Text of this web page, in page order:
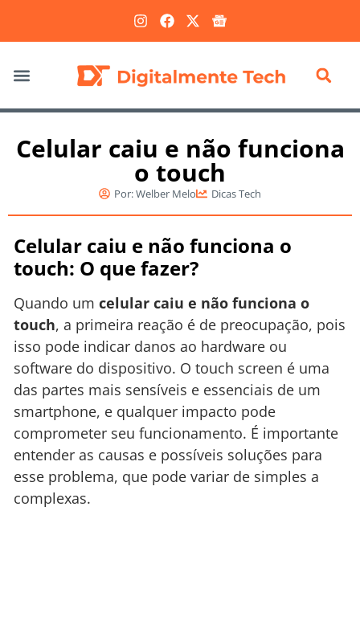
Celular caiu e não funciona
o touch
Por:Welber Melo Dicas Tech
Celular caiu e não funciona o
touch: O que fazer?
Quando um celular caiu e não funciona o
touch, a primeira reação é de preocupação, pois
isso pode indicar danos ao hardware ou
software do dispositivo. O touch screen é uma
das partes mais sensíveis e essenciais de um
smartphone, e qualquer impacto pode
comprometer seu funcionamento. É importante
entender as causas e possíveis soluções para
esse problema, que pode variar de simples a
complexas.